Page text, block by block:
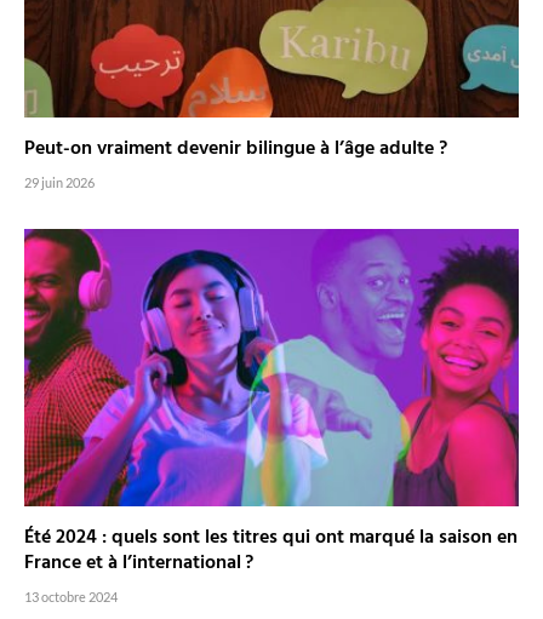
Peut-on vraiment devenir bilingue à l’âge adulte ?
29 juin 2026
Été 2024 : quels sont les titres qui ont marqué la saison en
France et à l’international ?
13 octobre 2024